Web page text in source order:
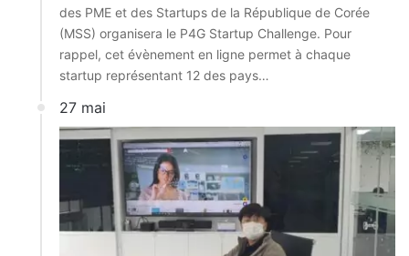
des PME et des Startups de la République de Corée
(MSS) organisera le P4G Startup Challenge. Pour
rappel, cet évènement en ligne permet à chaque
startup représentant 12 des pays…
27 mai